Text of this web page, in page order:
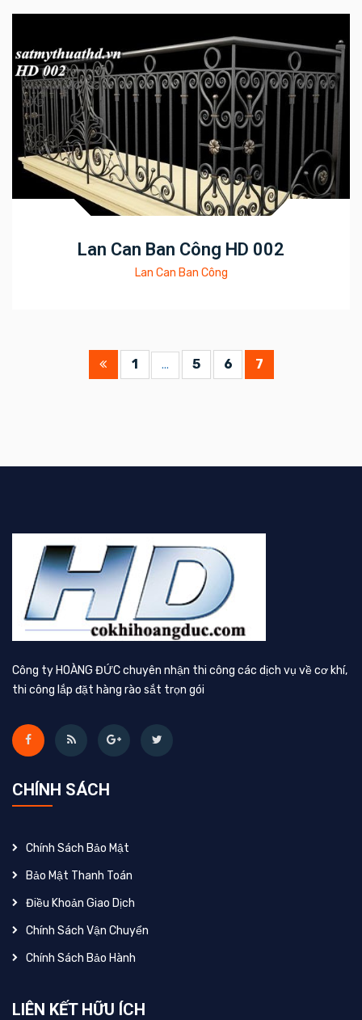
Lan Can Ban Công HD 002
Lan Can Ban Công
1 ... 5 6 7
Công ty HOÀNG ĐỨC chuyên nhận thi công các dịch vụ về cơ khí,
thi công lắp đặt hàng rào sắt trọn gói
CHÍNH SÁCH
Chính Sách Bảo Mật
Bảo Mật Thanh Toán
Điều Khoản Giao Dịch
Chính Sách Vận Chuyển
Chính Sách Bảo Hành
LIÊN KẾT HỮU ÍCH